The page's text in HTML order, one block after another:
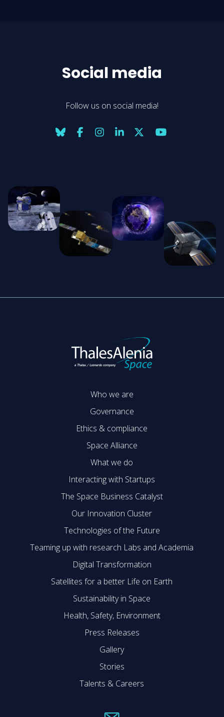
Social media
Follow us on social media!
Who we are
Governance
Ethics & compliance
Space Alliance
What we do
Interacting with Startups
The Space Business Catalyst
Our Innovation Cluster
Technologies of the Future
Teaming up with research Labs and Academia
Digital Transformation
Satellites for a better Life on Earth
Sustainability in Space
Health, Safety, Environment
Press Releases
Gallery
Stories
Talents & Careers